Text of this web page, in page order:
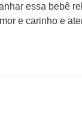
essa bebê
e carinho e